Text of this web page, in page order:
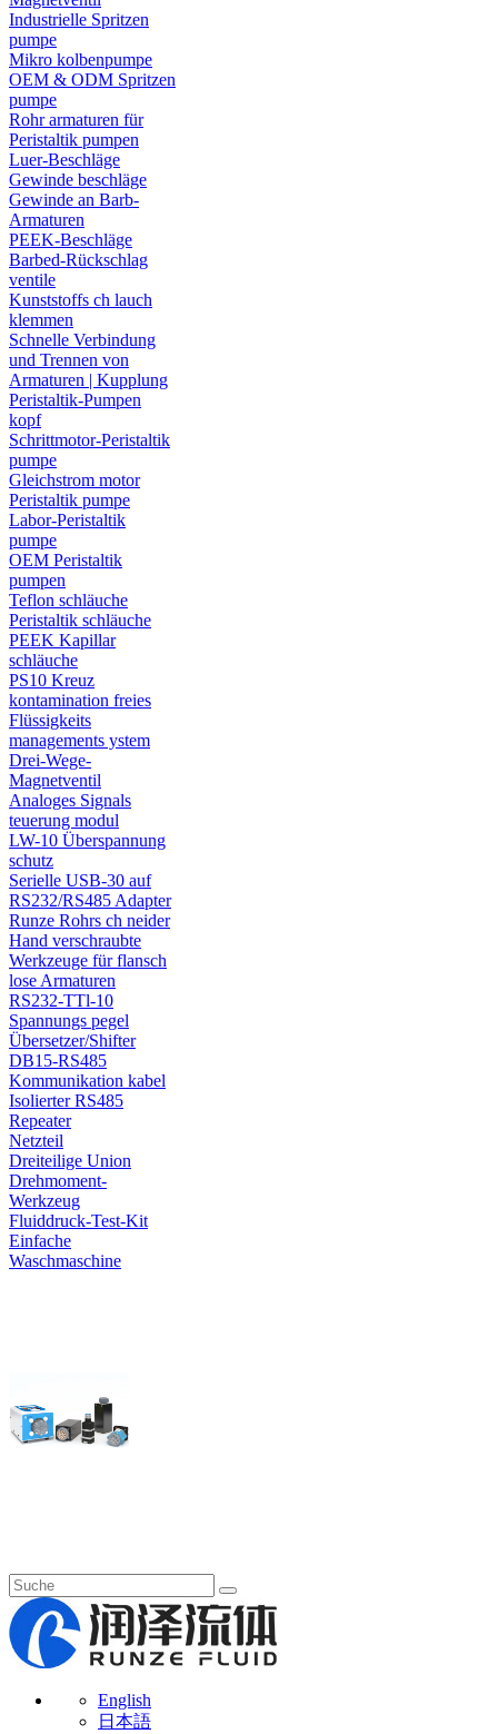
Industrielle Spritzen
pumpe
Mikro kolbenpumpe
OEM & ODM Spritzen
pumpe
Rohr armaturen für
Peristaltik pumpen
Luer-Beschläge
Gewinde beschläge
Gewinde an Barb-
Armaturen
PEEK-Beschläge
Barbed-Rückschlag
ventile
Kunststoffs ch lauch
klemmen
Schnelle Verbindung
und Trennen von
Armaturen | Kupplung
Peristaltik-Pumpen
kopf
Schrittmotor-Peristaltik
pumpe
Gleichstrom motor
Peristaltik pumpe
Labor-Peristaltik
pumpe
OEM Peristaltik
pumpen
Teflon schläuche
Peristaltik schläuche
PEEK Kapillar
schläuche
PS10 Kreuz
kontamination freies
Flüssigkeits
managements ystem
Drei-Wege-
Magnetventil
Analoges Signals
teuerung modul
LW-10 Überspannung
schutz
Serielle USB-30 auf
RS232/RS485 Adapter
Runze Rohrs ch neider
Hand verschraubte
Werkzeuge für flansch
lose Armaturen
RS232-TTl-10
Spannungs pegel
Übersetzer/Shifter
DB15-RS485
Kommunikation kabel
Isolierter RS485
Repeater
Netzteil
Dreiteilige Union
Drehmoment-
Werkzeug
Fluiddruck-Test-Kit
Einfache
Waschmaschine
English
日本語